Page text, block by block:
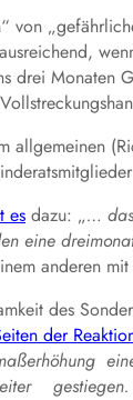
von
drei Monaten
allgemeinen
es dazu: „…
eine
anderen
des
der
Wir